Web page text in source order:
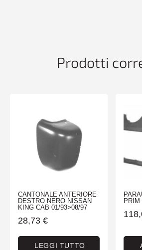
Prodotti
CANTONALE ANTERIORE
DESTRO NERO NISSAN
KING CAB 01/93>08/97
28,73 €
LEGGI TUTTO
PRIM